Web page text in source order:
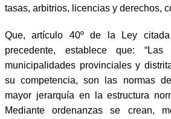
tasas, arbitrios, licencias y derechos,
Que, artículo 40º de la Ley
precedente, establece que:
municipalidades provinciales y
su competencia, son las normas
mayor jerarquía en la estructura
Mediante ordenanzas se crean,